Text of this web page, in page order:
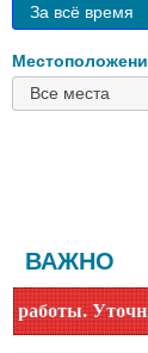
За всё время
Все места
ВАЖНО
работы